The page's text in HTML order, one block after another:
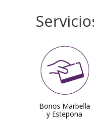
Bonos Marbella
y Estepona